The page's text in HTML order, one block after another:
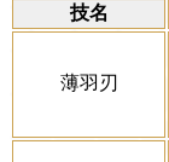
技名
薄羽刃